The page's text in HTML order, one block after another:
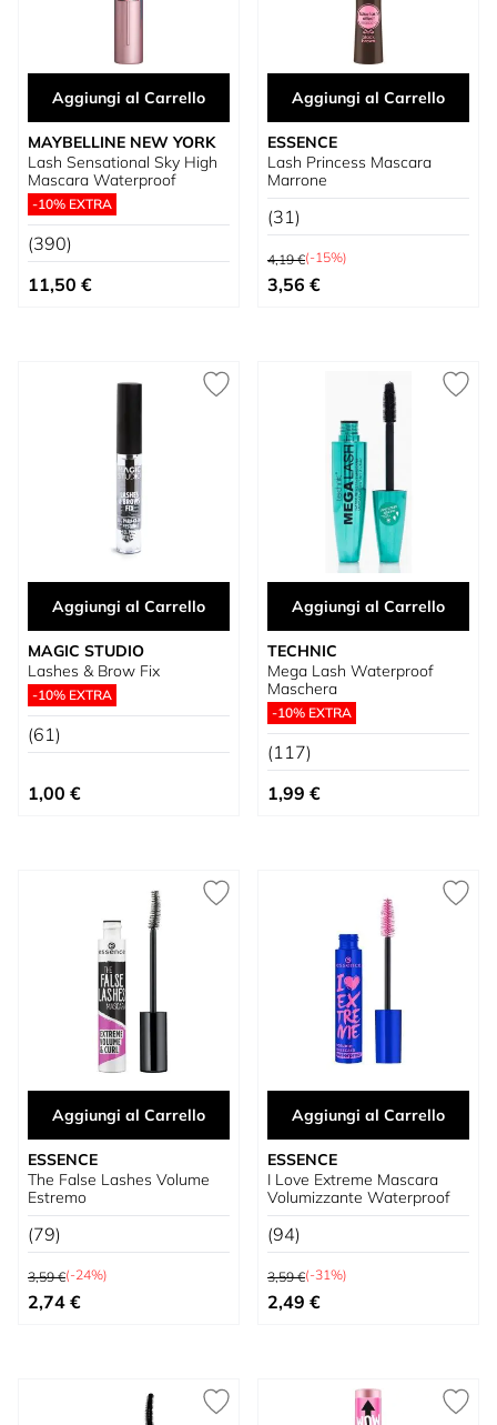
Aggiungi al Carrello
MAYBELLINE NEW YORK
Lash Sensational Sky High
Mascara Waterproof
-10% EXTRA
(390)
11,50 €
Aggiungi al Carrello
ESSENCE
Lash Princess Mascara
Marrone
(31)
Prezzo predefinito
4,19 €(-15%)
Prezzo speciale
3,56 €
Aggiungi al Carrello
MAGIC STUDIO
Lashes & Brow Fix
-10% EXTRA
(61)
1,00 €
Aggiungi al Carrello
TECHNIC
Mega Lash Waterproof
Maschera
-10% EXTRA
(117)
1,99 €
Aggiungi al Carrello
ESSENCE
The False Lashes Volume
Estremo
(79)
Prezzo predefinito
3,59 €(-24%)
Prezzo speciale
2,74 €
Aggiungi al Carrello
ESSENCE
I Love Extreme Mascara
Volumizzante Waterproof
(94)
Prezzo predefinito
3,59 €(-31%)
Prezzo speciale
2,49 €